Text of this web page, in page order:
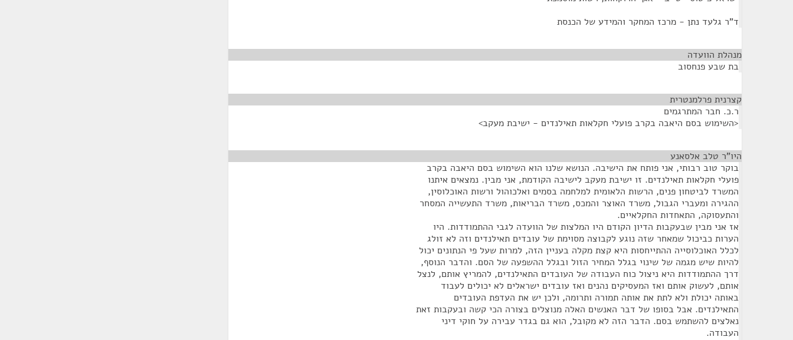
ד"ר גלעד נתן - מרכז המחקר והמידע של הכנסת
מנהלת הוועדה
בת שבע פנחסוב
קצרנית פרלמנטרית
ר.כ. חבר המתרגמים
<השימוש בסם היאבה בקרב פועלי חקלאות תאילנדים - ישיבת מעקב>
היו"ר טלב אלסאנע
בוקר טוב רבותי, אני פותח את הישיבה. הנושא שלנו הוא השימוש בסם היאבה בקרב
פועלי חקלאות תאילנדים. זו ישיבת מעקב לישיבה הקודמת, אני מבין. נמצאים איתנו
המשרד לביטחון פנים, הרשות הלאומית למלחמה בסמים ואלכוהול ורשות האוכלוסין,
ההגירה ומעברי הגבול, משרד האוצר והמכס, משרד הבריאות, משרד התעשייה המסחר
והתעסוקה, התאחדות החקלאיים.
אז אני מבין שבעקבות הדיון הקודם היו המלצות של הוועדה לגבי ההתמודדות. היו
הערות כביכול שמאחר שזה נוגע לקבוצה מסוימת של עובדים תאילנדים וזה לא זולג
לכלל האוכלוסייה ההתייחסות היא קצת מקלה בעניין הזה, למרות שעל פי הנתונים יכול
להיות שיש מגמה של שינוי בגלל המחיר הזול ובגלל ההשפעה של הסם. והדבר הנוסף,
דרך ההתמודדות היא ניצול כוח העבודה של העובדים התאילנדים, להמריץ אותם, לנצל
אותם, לעשוק אותם ואז המעסיקים נהנים ואז עובדים ישראלים לא יכולים לעבוד
באותה יכולת ולא לתת את אותה תמורה ותרומה, ולכן יש את העדפת העובדים
התאילנדים. אבל בסופו של דבר האנשים האלה מנוצלים בצורה הכי קשה ובעקבות זאת
נאלצים להשתמש בסם. הדבר הזה לא מקובל, הוא גם בגדר עבירה על חוקי דיני
העבודה.